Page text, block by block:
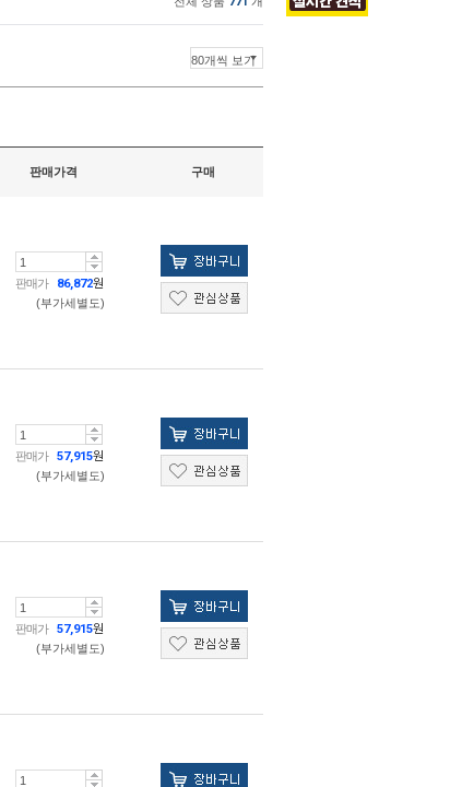
판매가격 구매
판매가 86,872원
(부가세별도)
판매가 57,915원
(부가세별도)
판매가 57,915원
(부가세별도)